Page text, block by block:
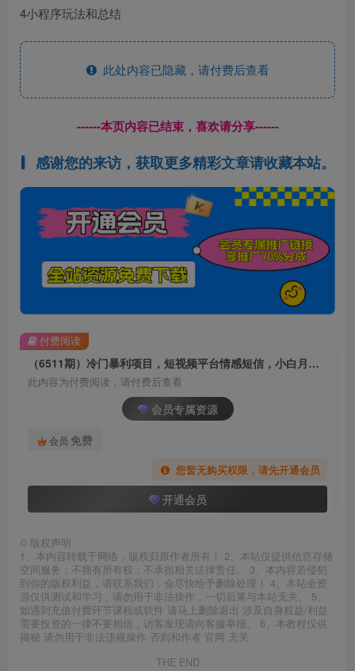
4小程序玩法和总结
此处内容已隐藏，请付费后查看
------本页内容已结束，喜欢请分享------
感谢您的来访，获取更多精彩文章请收藏本站。
（6511期）冷门暴利项目，短视频平台情感短信，小白月入万元
此内容为付费阅读，请付费后查看
会员专属资源
会员 免费
您暂无购买权限，请先开通会员
开通会员
付费阅读
© 版权声明
1、本内容转载于网络，版权归原作者所有！ 2、本站仅提供信息存储
空间服务，不拥有所有权，不承担相关法律责任。 3、本内容若侵犯
到你的版权利益，请联系我们，会尽快给予删除处理！ 4、本站全资
源仅供测试和学习，请勿用于非法操作，一切后果与本站无关。 5、
如遇到充值付费环节课程或软件 请马上删除退出 涉及自身权益/利益
需要投资的一律不要相信，访客发现请向客服举报。 6、本教程仅供
揭秘 请勿用于非法违规操作 否则和作者 官网 无关
THE END